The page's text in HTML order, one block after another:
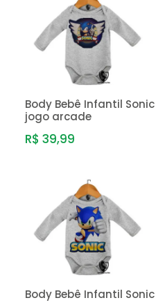
Body Bebê Infantil Sonic
jogo arcade
R$ 39,99
Body Bebê Infantil Sonic